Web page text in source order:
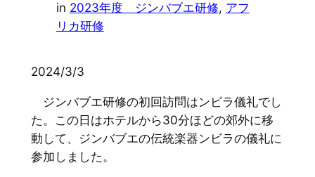
in 2023年度 ジンバブエ研修, アフ
リカ研修
2024/3/3
ジンバブエ研修の初回訪問はンビラ儀礼でし
た。この日はホテルから30分ほどの郊外に移
動して、ジンバブエの伝統楽器ンビラの儀礼に
参加しました。